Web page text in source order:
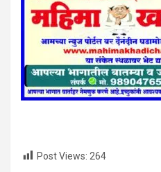
Post Views: 264